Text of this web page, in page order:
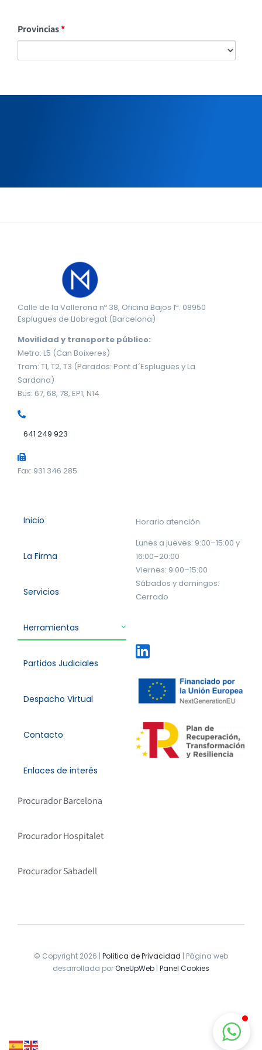
Enlaces de interés
Provincias*
Calle de la Vallerona nº 38, Oficina Bajos 1ª. 08950
Esplugues de Llobregat (Barcelona)
Movilidad y transporte público:
Metro: L5 (Can Boixeres)
Tram: T1, T2, T3 (Paradas: Pont d´Esplugues y La
Sardana)
Bus: 67, 68, 78, EP1, N14
641 249 923
Fax: 931 346 285
Inicio
La Firma
Servicios
Herramientas
Partidos Judiciales
Despacho Virtual
Contacto
Enlaces de interés
Procurador Barcelona
Procurador Hospitalet
Procurador Sabadell
Horario atención
Lunes a jueves: 9:00–15:00 y
16:00–20:00
Viernes: 9:00–15:00
Sábados y domingos:
Cerrado
© Copyright 2026 | Política de Privacidad | Página web
desarrollada porOneUpWeb | Panel Cookies